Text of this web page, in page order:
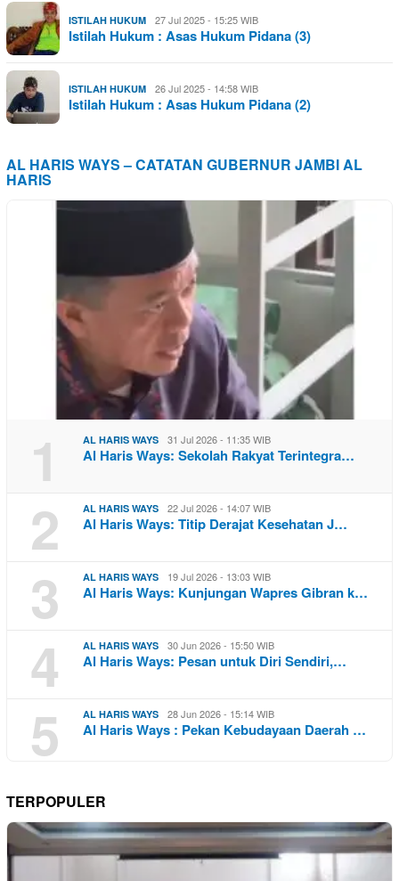
ISTILAH HUKUM 27 Jul 2025 - 15:25 WIB
Istilah Hukum : Asas Hukum Pidana (3)
ISTILAH HUKUM 26 Jul 2025 - 14:58 WIB
Istilah Hukum : Asas Hukum Pidana (2)
AL HARIS WAYS – CATATAN GUBERNUR JAMBI AL
HARIS
1 AL HARIS WAYS 31 Jul 2026 - 11:35 WIB
Al Haris Ways: Sekolah Rakyat Terintegra…
2 AL HARIS WAYS 22 Jul 2026 - 14:07 WIB
Al Haris Ways: Titip Derajat Kesehatan J…
3 AL HARIS WAYS 19 Jul 2026 - 13:03 WIB
Al Haris Ways: Kunjungan Wapres Gibran k…
4 AL HARIS WAYS 30 Jun 2026 - 15:50 WIB
Al Haris Ways: Pesan untuk Diri Sendiri,…
5 AL HARIS WAYS 28 Jun 2026 - 15:14 WIB
Al Haris Ways : Pekan Kebudayaan Daerah …
TERPOPULER